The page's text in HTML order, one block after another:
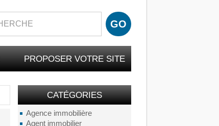
PROPOSER VOTRE SITE
CATÉGORIES
Agence immobilière
Agent immobilier